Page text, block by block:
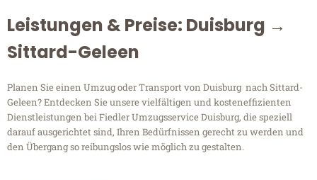
Leistungen & Preise: Duisburg →
Sittard-Geleen
Planen Sie einen Umzug oder Transport von Duisburg nach Sittard-
Geleen? Entdecken Sie unsere vielfältigen und kosteneffizienten
Dienstleistungen bei Fiedler Umzugsservice Duisburg, die speziell
darauf ausgerichtet sind, Ihren Bedürfnissen gerecht zu werden und
den Übergang so reibungslos wie möglich zu gestalten.